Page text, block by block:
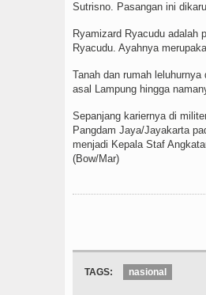
Sutrisno. Pasangan ini
Ryamizard Ryacudu adalah
Ryacudu. Ayahnya
Tanah dan rumah
asal Lampung hingga
Sepanjang kariernya di
Pangdam Jaya/Jayakarta
menjadi Kepala Staf
(Bow/Mar)
TAGS: nasional